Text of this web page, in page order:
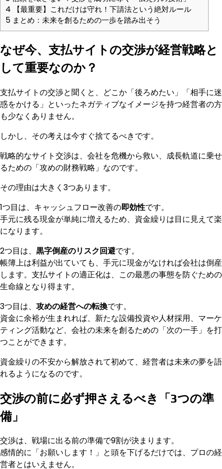
4 【最重要】これだけは守れ！下請法という絶対ルール
5 まとめ：未来を創るための一歩を踏み出そう
なぜ今、支払サイトの交渉が経営戦略と
して重要なのか？
支払サイトの交渉と聞くと、どこか「後ろめたい」「相手に迷
惑をかける」といったネガティブなイメージを持つ経営者の方
も少なくありません。
しかし、その考えは今すぐ捨てるべきです。
戦略的なサイト交渉は、会社を危機から救い、成長軌道に乗せ
るための「攻めの財務戦略」なのです。
その理由は大きく3つあります。
1つ目は、キャッシュフロー改善の即効性です。
手元に残る現金が単純に増えるため、資金繰りは目に見えて楽
になります。
2つ目は、 黒字倒産のリスク回避です。
帳簿上は利益が出ていても、手元に現金がなければ会社は倒産
します。支払サイトの適正化は、この最悪の事態を防ぐための
生命線となり得ます。
3つ目は、 攻めの経営への転換です。
資金に余裕が生まれれば、新たな設備投資や人材採用、マーケ
ティング活動など、会社の未来を創るための「次の一手」を打
つことができます。
資金繰りの不安から解放されて初めて、経営者は未来の夢を語
れるようになるのです。
交渉の前に必ず押さえるべき「3つの準
備」
交渉は、戦場に出る前の準備で9割が決まります。
感情的に「お願いします！」と頭を下げるだけでは、プロの経
営者とはいえません。